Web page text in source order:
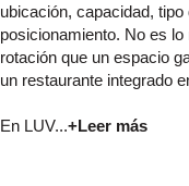
ubicación, capacidad,
posicionamiento. No es
rotación que un espacio
un restaurante integrado
En LUV...+Leer más